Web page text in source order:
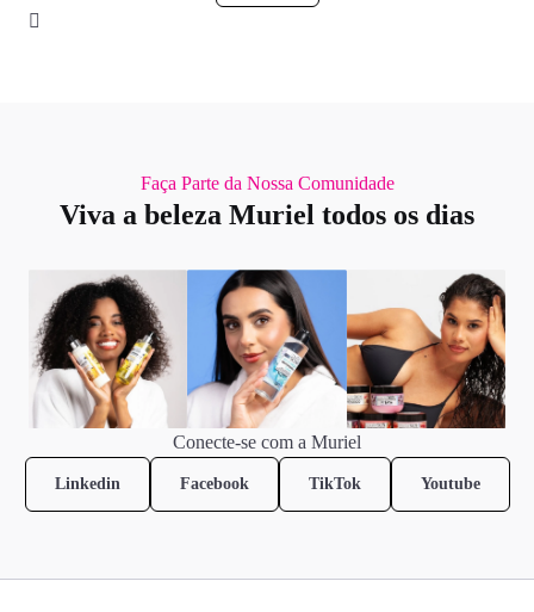
Faça Parte da Nossa Comunidade
Viva a beleza Muriel todos os dias
Conecte-se com a Muriel
Linkedin Facebook TikTok Youtube